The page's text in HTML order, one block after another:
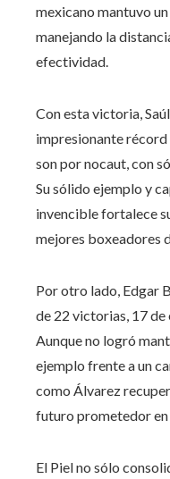
mexicano mantuvo
manejando la
efectividad.
Con esta victoria,
impresionante récord
son por nocaut, con
Su sólido ejemplo y
invencible fortalece
mejores boxeadores
Por otro lado, Edgar
de 22 victorias, 17
Aunque no logró
ejemplo frente a un
como Álvarez
futuro prometedor en
El Piel no sólo